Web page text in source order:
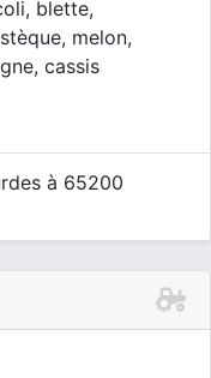
blette,
melon,
cassis
à 65200